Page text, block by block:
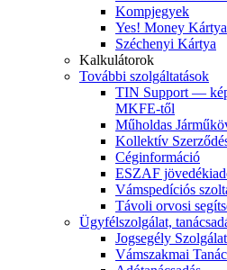
Kompjegyek
Yes! Money Kártya
Széchenyi Kártya
Kalkulátorok
További szolgáltatások
TIN Support —
MKFE-től
Műholdas
Kollektív
Céginformáció
ESZAF
Vámspedíciós
Távoli orvosi
Ügyfélszolgálat,
Jogsegély Szolgálat
Vámszakmai